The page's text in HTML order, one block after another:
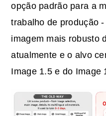
opção padrão para a
trabalho de produção
imagem mais robusto
atualmente e o alvo
Image 1.5 e do Image